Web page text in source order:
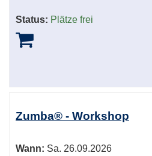
Status: Plätze frei
Zumba® - Workshop
Wann: Sa. 26.09.2026